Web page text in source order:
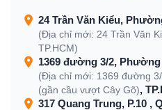
24 Trần Văn Kiểu,
(Địa chỉ mới: 24 Trần Văn
TP.HCM)
1369 đường 3/2, Phường
(Địa chỉ mới: 1369 đường
(gần cầu vượt Cây Gõ),
317 Quang Trung, P.10 ,